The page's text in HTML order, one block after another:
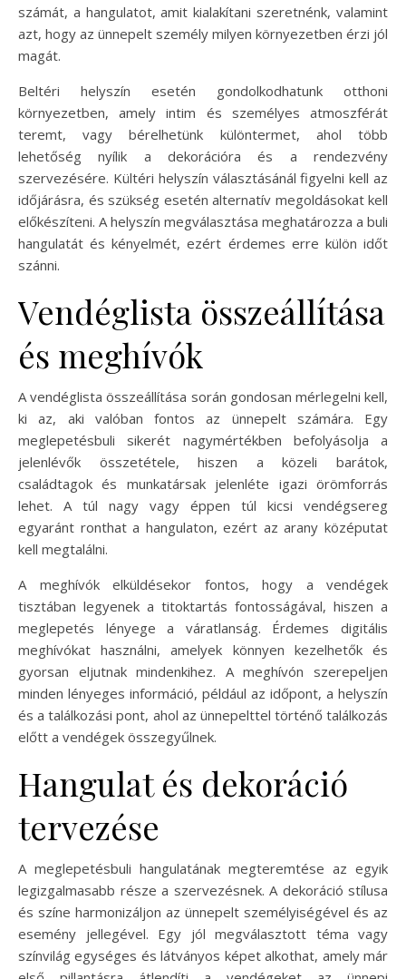
számát, a hangulatot, amit kialakítani szeretnénk, valamint
azt, hogy az ünnepelt személy milyen környezetben érzi jól
magát.
Beltéri helyszín esetén gondolkodhatunk otthoni
környezetben, amely intim és személyes atmoszférát
teremt, vagy bérelhetünk különtermet, ahol több
lehetőség nyílik a dekorációra és a rendezvény
szervezésére. Kültéri helyszín választásánál figyelni kell az
időjárásra, és szükség esetén alternatív megoldásokat kell
előkészíteni. A helyszín megválasztása meghatározza a buli
hangulatát és kényelmét, ezért érdemes erre külön időt
szánni.
Vendéglista összeállítása
és meghívók
A vendéglista összeállítása során gondosan mérlegelni kell,
ki az, aki valóban fontos az ünnepelt számára. Egy
meglepetésbuli sikerét nagymértékben befolyásolja a
jelenlévők összetétele, hiszen a közeli barátok,
családtagok és munkatársak jelenléte igazi örömforrás
lehet. A túl nagy vagy éppen túl kicsi vendégsereg
egyaránt ronthat a hangulaton, ezért az arany középutat
kell megtalálni.
A meghívók elküldésekor fontos, hogy a vendégek
tisztában legyenek a titoktartás fontosságával, hiszen a
meglepetés lényege a váratlanság. Érdemes digitális
meghívókat használni, amelyek könnyen kezelhetők és
gyorsan eljutnak mindenkihez. A meghívón szerepeljen
minden lényeges információ, például az időpont, a helyszín
és a találkozási pont, ahol az ünnepelttel történő találkozás
előtt a vendégek összegyűlnek.
Hangulat és dekoráció
tervezése
A meglepetésbuli hangulatának megteremtése az egyik
legizgalmasabb része a szervezésnek. A dekoráció stílusa
és színe harmonizáljon az ünnepelt személyiségével és az
esemény jellegével. Egy jól megválasztott téma vagy
színvilág egységes és látványos képet alkothat, amely már